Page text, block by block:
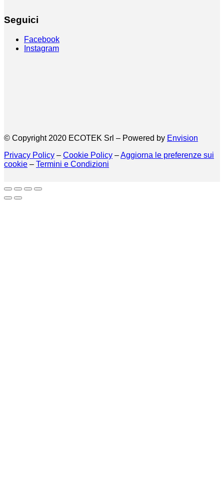
Seguici
Facebook
Instagram
© Copyright 2020 ECOTEK Srl – Powered by Envision
Privacy Policy – Cookie Policy –Aggiorna le preferenze sui
cookie – Termini e Condizioni